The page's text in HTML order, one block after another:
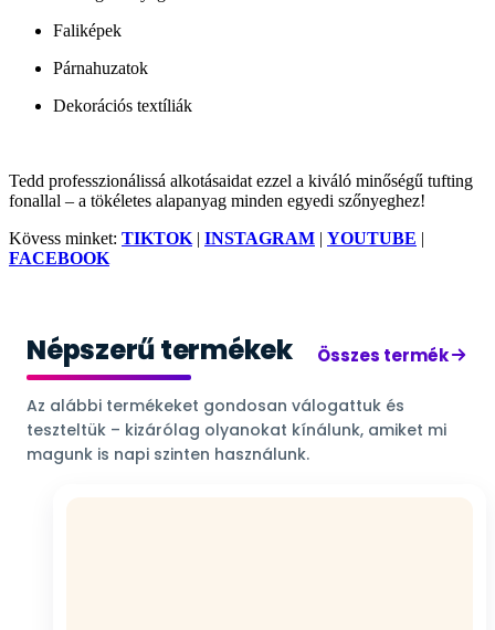
Faliképek
Párnahuzatok
Dekorációs textíliák
Tedd professzionálissá alkotásaidat ezzel a kiváló minőségű tufting
fonallal – a tökéletes alapanyag minden egyedi szőnyeghez!
Kövess minket: TIKTOK | INSTAGRAM | YOUTUBE |
FACEBOOK
Népszerű termékek Összes termék
Az alábbi termékeket gondosan válogattuk és
teszteltük – kizárólag olyanokat kínálunk, amiket mi
magunk is napi szinten használunk.